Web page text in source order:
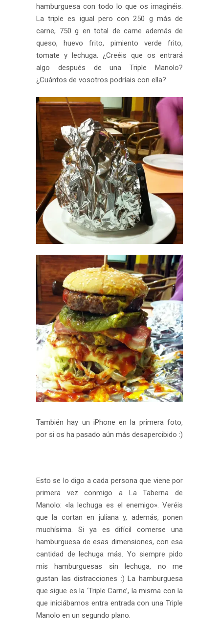
hamburguesa con todo lo que os imaginéis.
La triple es igual pero con 250 g más de
carne, 750 g en total de carne además de
queso, huevo frito, pimiento verde frito,
tomate y lechuga. ¿Creéis que os entrará
algo después de una Triple Manolo?
¿Cuántos de vosotros podríais con ella?
También hay un iPhone en la primera foto,
por si os ha pasado aún más desapercibido :)
Esto se lo digo a cada persona que viene por
primera vez conmigo a La Taberna de
Manolo: «la lechuga es el enemigo». Veréis
que la cortan en juliana y, además, ponen
muchísima. Si ya es difícil comerse una
hamburguesa de esas dimensiones, con esa
cantidad de lechuga más. Yo siempre pido
mis hamburguesas sin lechuga, no me
gustan las distracciones :) La hamburguesa
que sigue es la ‘Triple Carne’, la misma con la
que iniciábamos entra entrada con una Triple
Manolo en un segundo plano.